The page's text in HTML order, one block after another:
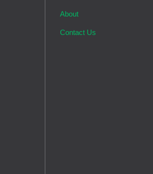
About
Contact Us